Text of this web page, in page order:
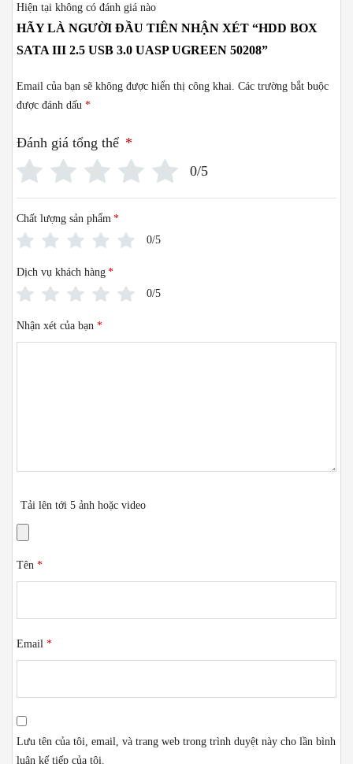
Hiện tại không có đánh giá nào
HÃY LÀ NGƯỜI ĐẦU TIÊN NHẬN XÉT “HDD BOX
SATA III 2.5 USB 3.0 UASP UGREEN 50208”
Email của bạn sẽ không được hiển thị công khai. Các trường bắt buộc
được đánh dấu *
Đánh giá tổng thể *
0/5
Chất lượng sản phẩm *
0/5
Dịch vụ khách hàng *
0/5
Nhận xét của bạn *
Tải lên tới 5 ảnh hoặc video
Tên *
Email *
Lưu tên của tôi, email, và trang web trong trình duyệt này cho lần bình
luận kế tiếp của tôi.